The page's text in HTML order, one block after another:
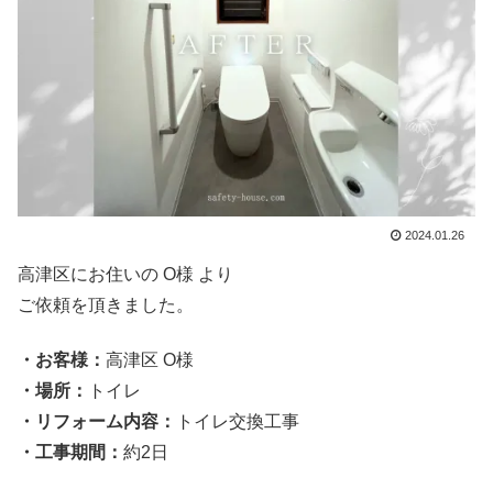
2024.01.26
高津区にお住いの O様 より
ご依頼を頂きました。
・お客様： 高津区 O様
・場所：
トイレ
・リフォーム内容：
トイレ交換工事
・工事期間： 約2日